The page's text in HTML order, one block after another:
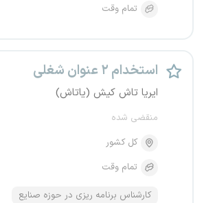
تمام وقت
استخدام ۲ عنوان شغلی
ایریا تاش کیش (یاتاش)
منقضی شده
کل کشور
تمام وقت
کارشناس برنامه ریزی در حوزه صنایع